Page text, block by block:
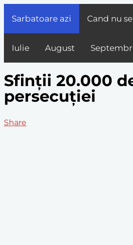
Sarbatoare azi Cand nu
Iulie August
Sfinții 20.000
persecuției
Share